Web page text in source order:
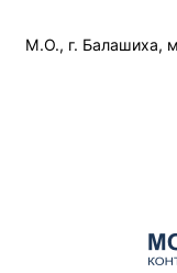
М.О., г. Балашиха,